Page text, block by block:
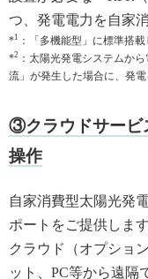
つ、発電電力を自家
*1 ：「多機能型」に標準搭載
*2 ：太陽光発電システムか
流」が発生した場合に、発
③クラウドサービ
操作
自家消費型太陽光発
ポートをご提供します
クラウド（オプショ
ット、PC等から遠隔